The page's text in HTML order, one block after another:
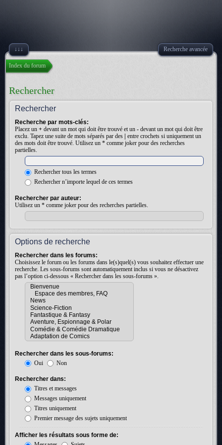
↓↓↓ Recherche avancée
Index du forum
Rechercher
Rechercher
Recherche par mots-clés:
Placez un + devant un mot qui doit être trouvé et un - devant un mot qui doit être
exclu. Tapez une suite de mots séparés par des
entre crochets si uniquement un
des mots doit être trouvé. Utilisez un * comme joker pour des recherches
partielles.
Rechercher tous les termes
Rechercher n’importe lequel de ces termes
Rechercher par auteur:
Utilisez un * comme joker pour des recherches partielles.
Options de recherche
Rechercher dans les forums:
Choisissez le forum ou les forums dans le(s)quel(s) vous souhaitez effectuer une
recherche. Les sous-forums sont automatiquement inclus si vous ne désactivez
pas l’option ci-dessous « Rechercher dans les sous-forums ».
Rechercher dans les sous-forums:
Oui
Non
Rechercher dans:
Titres et messages
Messages uniquement
Titres uniquement
Premier message des sujets uniquement
Afficher les résultats sous forme de: